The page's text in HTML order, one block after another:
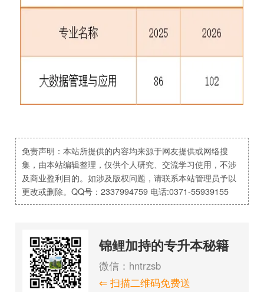
免责声明：本站所提供的内容均来源于网友提供或网络搜
集，由本站编辑整理，仅供个人研究、交流学习使用，不涉
及商业盈利目的。如涉及版权问题，请联系本站管理员予以
更改或删除。QQ号：2337994759 电话:0371-55939155
锦鲤加持的专升本秘籍
微信：hntrzsb
⇐ 扫描二维码免费送